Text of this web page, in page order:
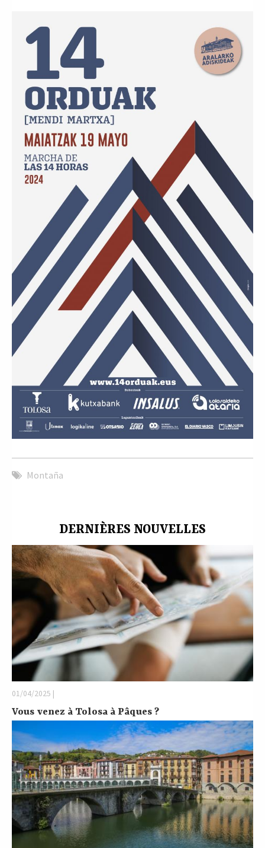
Montaña
DERNIÈRES NOUVELLES
01/04/2025 |
Vous venez à Tolosa à Pâques ?